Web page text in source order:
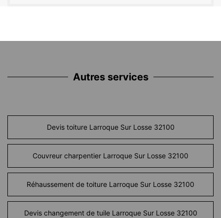
Autres services
Devis toiture Larroque Sur Losse 32100
Couvreur charpentier Larroque Sur Losse 32100
Réhaussement de toiture Larroque Sur Losse 32100
Devis changement de tuile Larroque Sur Losse 32100